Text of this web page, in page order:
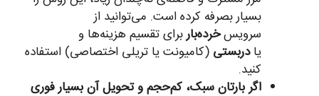
بسیار بصرفه کرده است. می‌توانید از
سرویسخرده‌باربرای تقسیم هزینه‌ها و
یادربستی (کامیونت یا تریلی اختصاصی) استفاده
کنید.
اگر بارتان سبک، کم‌حجم و تحویل آن بسیار فوری